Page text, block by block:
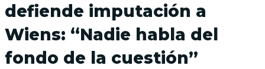
defiende imputación a
Wiens: “Nadie habla del
fondo de la cuestión”